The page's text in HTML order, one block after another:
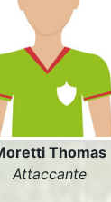
Thomas
Attaccante